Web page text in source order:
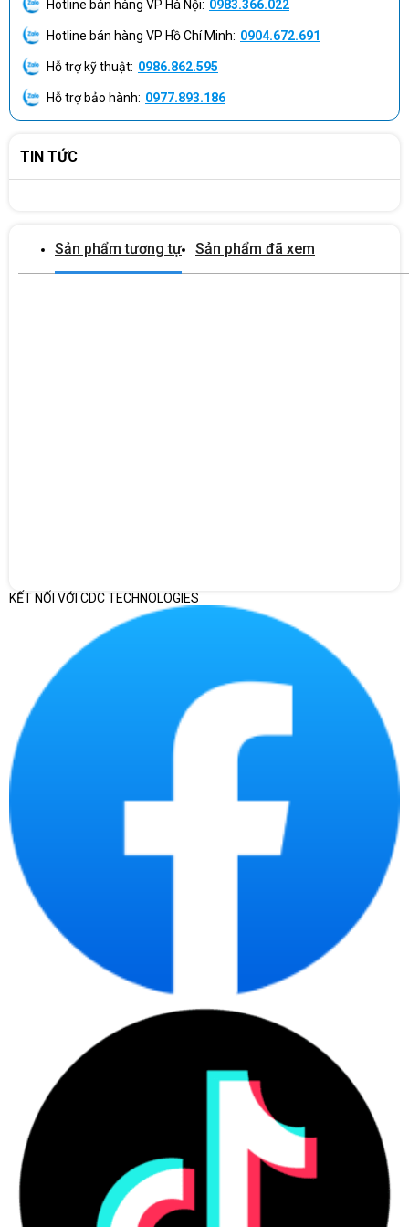
Bàn phím trên Inspiron 14 5441 có hành trình phím êm và độ nảy tốt,
phù hợp cho người làm việc nhiều với Word, email, bảng tính.
Trackpad rộng, mượt và nhận diện chính xác khi thao tác. Thời
lượng pin đủ để sử dụng một buổi dài làm việc văn phòng hoặc học
tập, đặc biệt phù hợp với những ai thường xuyên di chuyển hoặc
mang máy theo cả ngày.
Độ hoàn thiện và độ bền – ưu điểm quen thuộc của laptop Dell
ổn định và độ bền lâu dài đặc trưng của Dell. Máy ít nóng khi sử
dụng tác vụ nhẹ, linh kiện ổn định và hiếm phát sinh lỗi vặt. Đây là
laptop phù hợp cho người cần một thiết bị tin cậy, sử dụng liên tục
nhiều năm mà không lo xuống cấp nhanh.
Chính sách bảo hành – điểm mạnh lâu dài của laptop Dell
Một trong những lý do khiến nhiều người dùng yên tâm lựa chọn Dell
chính sách bảo hành rõ ràng và ổn định
Inspiron 14 5441, máy được hưởng
bảo hành chính hãng 12
theo tiêu chuẩn Dell Việt Nam. Người dùng có thể dễ dàng
kiểm tra tình trạng bảo hành thông qua Service Tag trực tiếp trên
website của Dell, đảm bảo minh bạch và chính xác.
Trong quá trình sử dụng, nếu phát sinh lỗi phần cứng do nhà sản
xuất, sản phẩm sẽ được tiếp nhận và xử lý tại các trung tâm ủy
quyền của Dell trên toàn quốc. Đây là lợi thế rất lớn so với nhiều
thương hiệu phổ thông khác, đặc biệt phù hợp với người dùng văn
phòng, sinh viên hoặc doanh nghiệp cần sự ổn định lâu dài. Khi mua
tại Máy tính CDC, khách hàng còn được hỗ trợ kiểm tra tình trạng
bảo hành, tư vấn nâng cấp phù hợp mà không ảnh hưởng đến quyền
lợi chính hãng.
Hotline bán hàng VP Hà Nội: 0983.366.022
Hotline bán hàng VP Hồ Chí Minh: 0904.672.691
Hỗ trợ kỹ thuật: 0986.862.595
Hỗ trợ bảo hành: 0977.893.186
TIN TỨC
Sản phẩm tương tự Sản phẩm đã xem
KẾT NỐI VỚI CDC TECHNOLOGIES